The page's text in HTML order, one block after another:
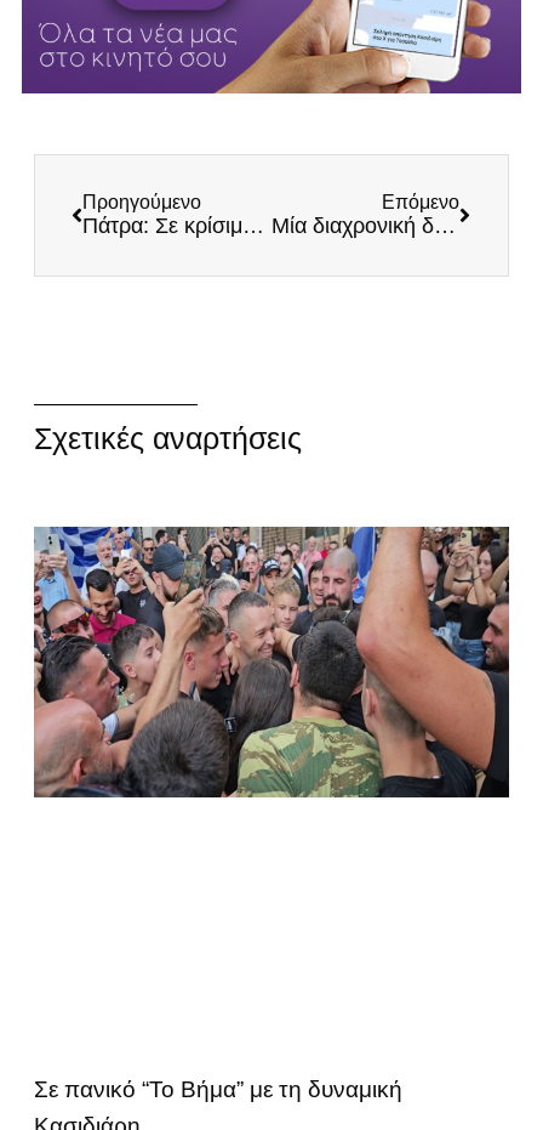
Προηγούμενο
Πάτρα: Σε κρίσιμη κατάσταση νοσηλεύεται 27χρονη μετά τον εμβολιασμό της
Επόμενο
Μία διαχρονική δήλωση του Μακαριστού Αρχιεπισκόπου Χριστόδουλου
Σχετικές αναρτήσεις
Σε πανικό “Το Βήμα” με τη δυναμική